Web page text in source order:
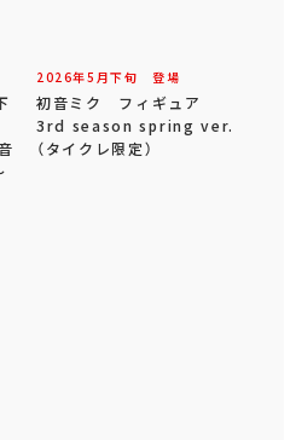
2026年5 月下旬 登場
初音ミク フィギュア
3rd season spring ver.
（タイクレ限定）